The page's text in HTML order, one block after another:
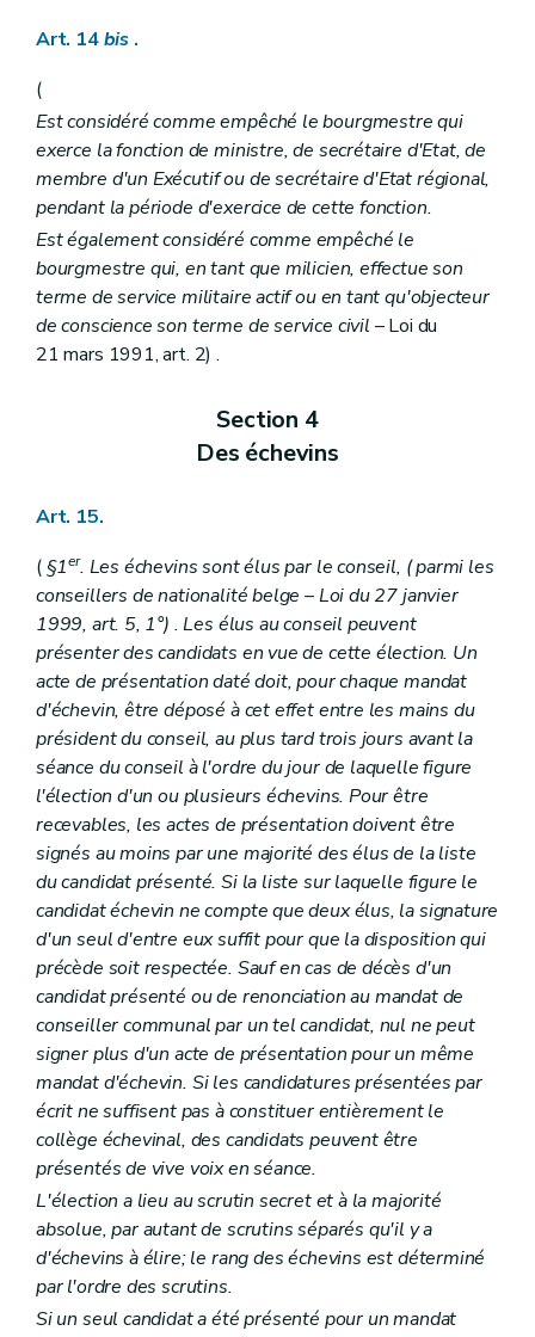
Art. 14bis .
(
Est considéré comme empêché le bourgmestre qui
exerce la fonction de ministre, de secrétaire d'Etat, de
membre d'un Exécutif ou de secrétaire d'Etat régional,
pendant la période d'exercice de cette fonction.
Est également considéré comme empêché le
bourgmestre qui, en tant que milicien, effectue son
terme de service militaire actif ou en tant qu'objecteur
de conscience son terme de service civil – Loi du
21 mars 1991, art. 2) .
Section 4
Des échevins
Art. 15.
( §1er. Les échevins sont élus par le conseil, (parmi les
conseillers de nationalité belge – Loi du 27 janvier
1999, art. 5, 1°) . Les élus au conseil peuvent
présenter des candidats en vue de cette élection. Un
acte de présentation daté doit, pour chaque mandat
d'échevin, être déposé à cet effet entre les mains du
président du conseil, au plus tard trois jours avant la
séance du conseil à l'ordre du jour de laquelle figure
l'élection d'un ou plusieurs échevins. Pour être
recevables, les actes de présentation doivent être
signés au moins par une majorité des élus de la liste
du candidat présenté. Si la liste sur laquelle figure le
candidat échevin ne compte que deux élus, la signature
d'un seul d'entre eux suffit pour que la disposition qui
précède soit respectée. Sauf en cas de décès d'un
candidat présenté ou de renonciation au mandat de
conseiller communal par un tel candidat, nul ne peut
signer plus d'un acte de présentation pour un même
mandat d'échevin. Si les candidatures présentées par
écrit ne suffisent pas à constituer entièrement le
collège échevinal, des candidats peuvent être
présentés de vive voix en séance.
L'élection a lieu au scrutin secret et à la majorité
absolue, par autant de scrutins séparés qu'il y a
d'échevins à élire; le rang des échevins est déterminé
par l'ordre des scrutins.
Si un seul candidat a été présenté pour un mandat